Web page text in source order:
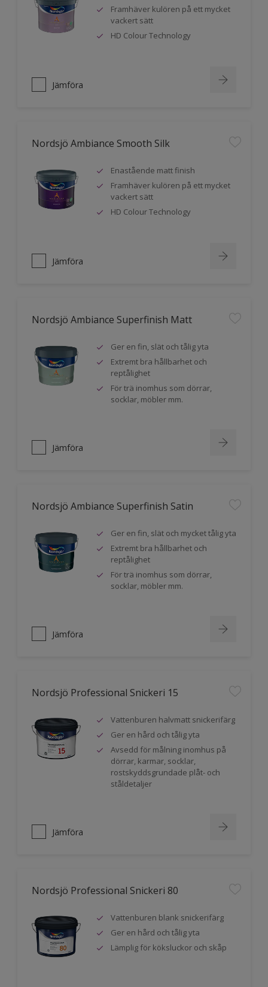
Framhäver kulören på ett mycket
vackert sätt
HD Colour Technology
Jämföra
Nordsjö Ambiance Smooth Silk
Enastående matt finish
Framhäver kulören på ett mycket
vackert sätt
HD Colour Technology
Jämföra
Nordsjö Ambiance Superfinish Matt
Ger en fin, slät och tålig yta
Extremt bra hållbarhet och
reptålighet
För trä inomhus som dörrar,
socklar, möbler mm.
Jämföra
Nordsjö Ambiance Superfinish Satin
Ger en fin, slät och mycket tålig yta
Extremt bra hållbarhet och
reptålighet
För trä inomhus som dörrar,
socklar, möbler mm.
Jämföra
Nordsjö Professional Snickeri 15
Vattenburen halvmatt snickerifärg
Ger en hård och tålig yta
Avsedd för målning inomhus på
dörrar, karmar, socklar,
rostskyddsgrundade plåt- och
ståldetaljer
Jämföra
Nordsjö Professional Snickeri 80
Vattenburen blank snickerifärg
Ger en hård och tålig yta
Lämplig för köksluckor och skåp